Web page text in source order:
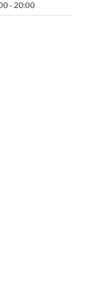
- 20:00